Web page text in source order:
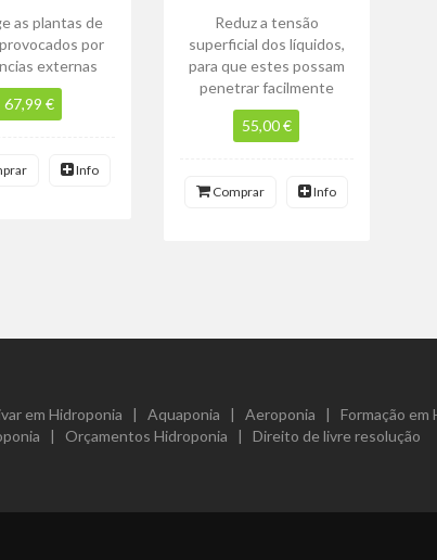
as plantas de
por
externas
67,99 €
Info
Reduz a tensão
superficial dos líquidos,
para que estes possam
penetrar facilmente
55,00 €
Comprar Info
em Hidroponia | Aquaponia | Aeroponia | Formação em
| Orçamentos Hidroponia | Direito de livre resolução